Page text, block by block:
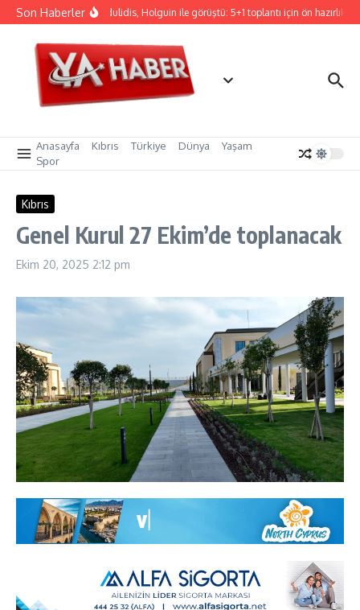
İçeriğe atla
Son HaberlerHristodulidis, Holguin ile görüştü: 5+1 toplantı için ön hazırlık
Anasayfa Kıbrıs Türkiye Dünya
Yaşam
Spor
Kıbrıs
Genel Kurul 27 Ekim’de toplanacak
Ekim 20, 2025 2:12 pm